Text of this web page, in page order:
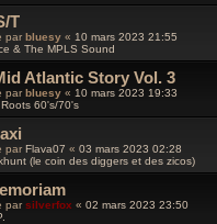
T
par bluesy « 10 mars 2023 21:55
& The MPLS Sound
Atlantic Story Vol. 3
parbluesy « 10 mars 2023 19:33
60's/70's
par Flava07 « 03 mars 2023 02:28
(le coin des diggers et des zicos)
parsilverfox « 02 mars 2023 23:50